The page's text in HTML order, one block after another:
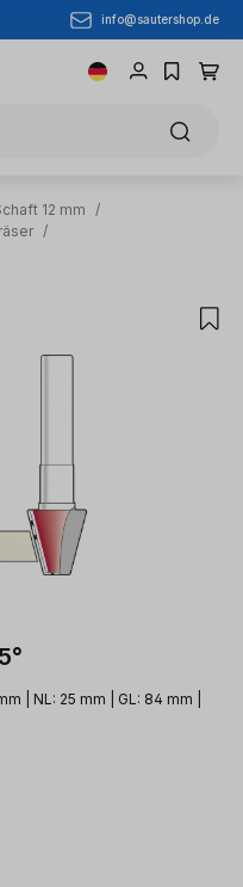
info@sautershop.de
12 mm
/
/
| NL: 25 mm | GL: 84 mm |